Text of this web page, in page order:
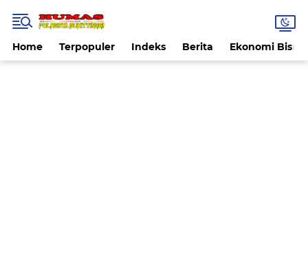
Home Terpopuler Indeks Berita Ekonomi Bisnis